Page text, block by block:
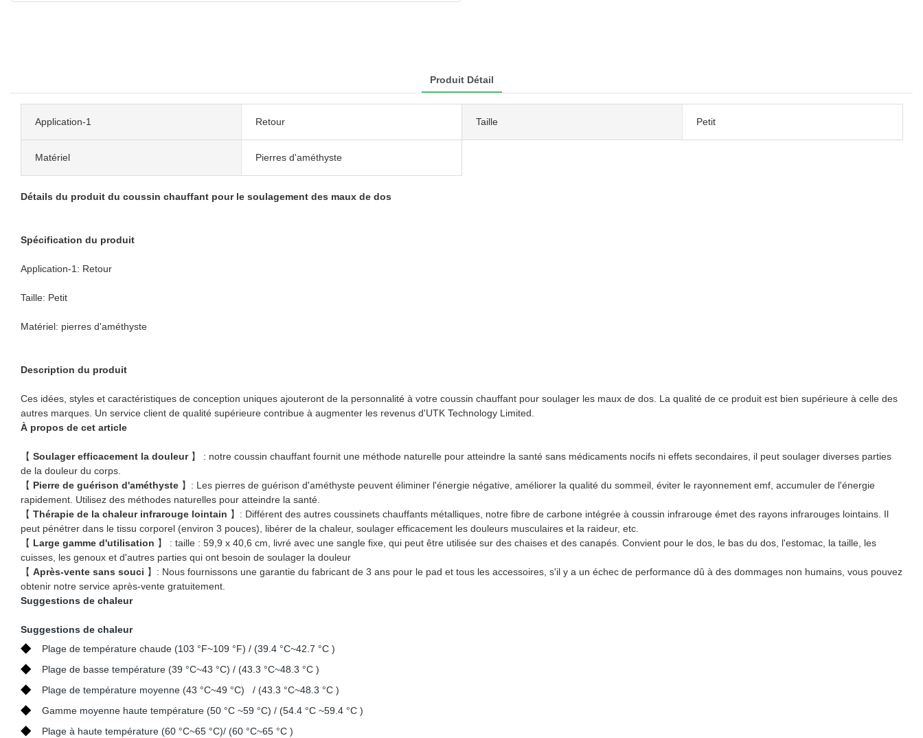
Produit Détail
Application-1 Retour Taille Petit
Matériel Pierres d'améthyste
Détails du produit du coussin chauffant pour le soulagement des maux de dos
Spécification du produit
Application-1: Retour
Taille: Petit
Matériel: pierres d'améthyste
Description du produit
Ces idées, styles et caractéristiques de conception uniques ajouteront de la personnalité à votre coussin chauffant pour soulager les maux de dos. La qualité de ce produit est bien supérieure à celle des
autres marques. Un service client de qualité supérieure contribue à augmenter les revenus d'UTK Technology Limited.
À propos de cet article
【 Soulager efficacement la douleur 】 : notre coussin chauffant fournit une méthode naturelle pour atteindre la santé sans médicaments nocifs ni effets secondaires, il peut soulager diverses parties
de la douleur du corps.
【 Pierre de guérison d'améthyste 】: Les pierres de guérison d'améthyste peuvent éliminer l'énergie négative, améliorer la qualité du sommeil, éviter le rayonnement emf, accumuler de l'énergie
rapidement. Utilisez des méthodes naturelles pour atteindre la santé.
【 Thérapie de la chaleur infrarouge lointain 】: Différent des autres coussinets chauffants métalliques, notre fibre de carbone intégrée à coussin infrarouge émet des rayons infrarouges lointains. Il
peut pénétrer dans le tissu corporel (environ 3 pouces), libérer de la chaleur, soulager efficacement les douleurs musculaires et la raideur, etc.
【 Large gamme d'utilisation 】 : taille : 59,9 x 40,6 cm, livré avec une sangle fixe, qui peut être utilisée sur des chaises et des canapés. Convient pour le dos, le bas du dos, l'estomac, la taille, les
cuisses, les genoux et d'autres parties qui ont besoin de soulager la douleur
【 Après-vente sans souci 】: Nous fournissons une garantie du fabricant de 3 ans pour le pad et tous les accessoires, s'il y a un échec de performance dû à des dommages non humains, vous pouvez
obtenir notre service après-vente gratuitement.
Suggestions de chaleur
Suggestions de chaleur
◆ Plage de température chaude (103 °F~109 °F) / (39.4 °C~42.7 °C )
◆ Plage de basse température (39 °C~43 °C) / (43.3 °C~48.3 °C )
◆ Plage de température moyenne (43 °C~49 °C) / (43.3 °C~48.3 °C )
◆ Gamme moyenne haute température (50 °C ~59 °C) / (54.4 °C ~59.4 °C )
◆ Plage à haute température (60 °C~65 °C)/ (60 °C~65 °C )